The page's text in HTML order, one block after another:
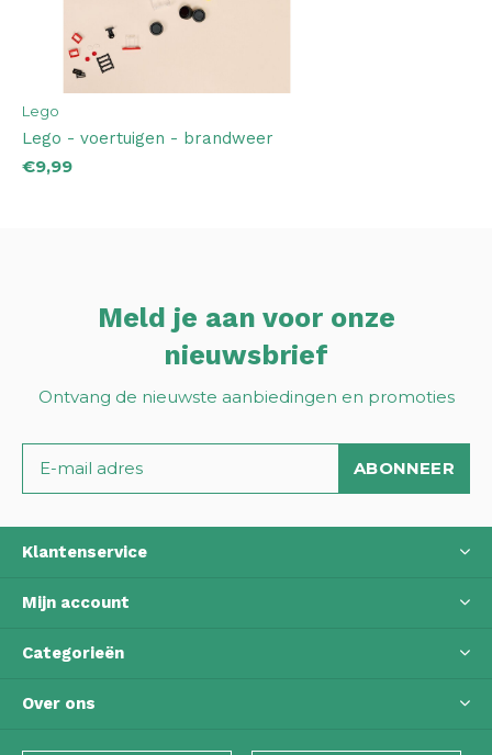
Lego
Lego - voertuigen - brandweer
€9,99
Meld je aan voor onze
nieuwsbrief
Ontvang de nieuwste aanbiedingen en promoties
ABONNEER
Klantenservice
Mijn account
Categorieën
Over ons